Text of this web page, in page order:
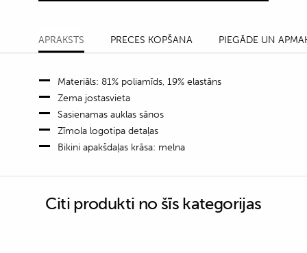
APRAKSTS PRECES KOPŠANA PIEGĀDE UN
Materiāls: 81% poliamīds, 19% elastāns
Zema jostasvieta
Sasienamas auklas sānos
Zīmola logotipa detaļas
Bikini apakšdaļas krāsa: melna
Citi produkti no šīs kategorijas